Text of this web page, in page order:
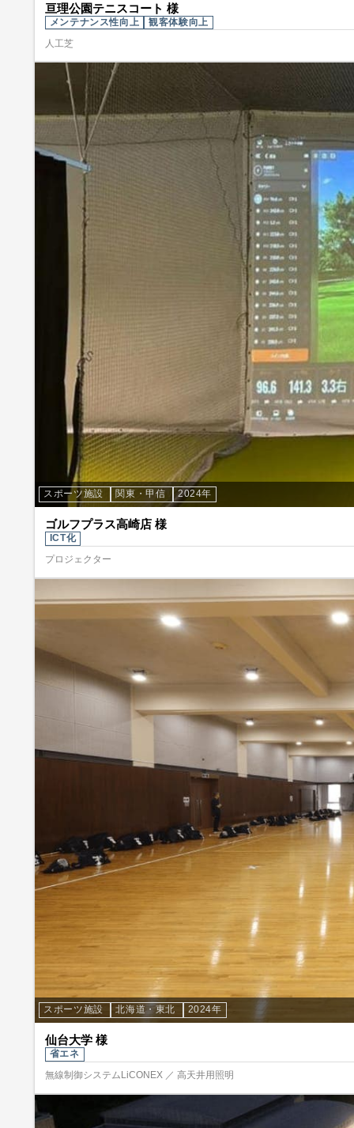
亘理公園テニスコート 様
メンテナンス性向上
観客体験向上
人工芝
スポーツ施設 関東・甲信 2024年
ゴルフプラス高崎店 様
ICT化
プロジェクター
スポーツ施設 北海道・東北 2024年
仙台大学 様
省エネ
無線制御システムLiCONEX ／ 高天井用照明